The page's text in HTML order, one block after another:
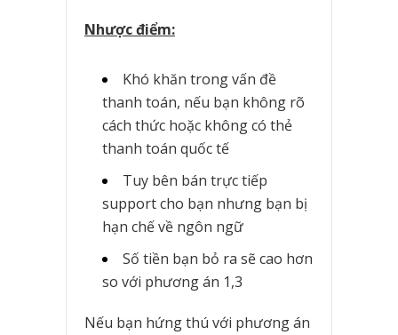
Nhược điểm:
Khó khăn trong vấn đề
thanh toán, nếu bạn không rõ
cách thức hoặc không có thẻ
thanh toán quốc tế
Tuy bên bán trực tiếp
support cho bạn nhưng bạn bị
hạn chế về ngôn ngữ
Số tiền bạn bỏ ra sẽ cao hơn
so với phương án 1,3
Nếu bạn hứng thú với phương án